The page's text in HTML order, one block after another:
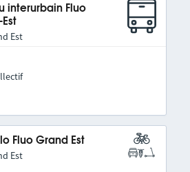
interurbain Fluo
Est
Fluo Grand Est
Est